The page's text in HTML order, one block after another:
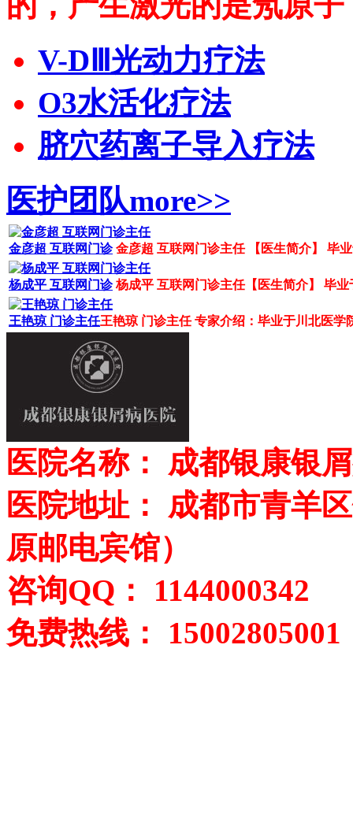
V-DⅢ光动力疗法
O3水活化疗法
脐穴药离子导入疗法
医护团队more>>
金彦超 互联网门诊金彦超 互联网门诊主任 【医生简介】 毕
杨成平 互联网门诊杨成平 互联网门诊主任【医生简介】 毕业
王艳琼 门诊主任王艳琼 门诊主任 专家介绍：毕业于川北医学
医院名称： 成都银康银
医院地址： 成都市青羊
原邮电宾馆）
咨询QQ： 1144000342
免费热线： 15002805001